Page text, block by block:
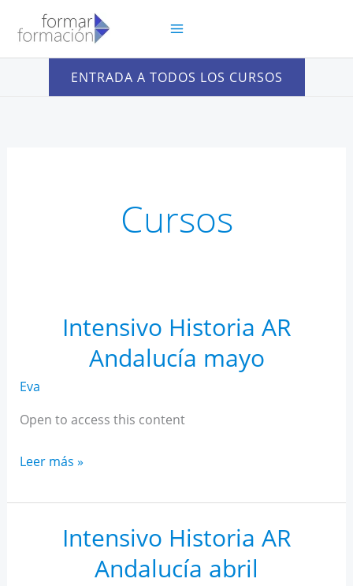
contenido
ENTRADA A TODOS LOS CURSOS
Cursos
Intensivo Historia AR
Andalucía mayo
Eva
Open to access this content
Intensivo
AR
Andalucía
Leer más »
Intensivo Historia AR
Andalucía abril